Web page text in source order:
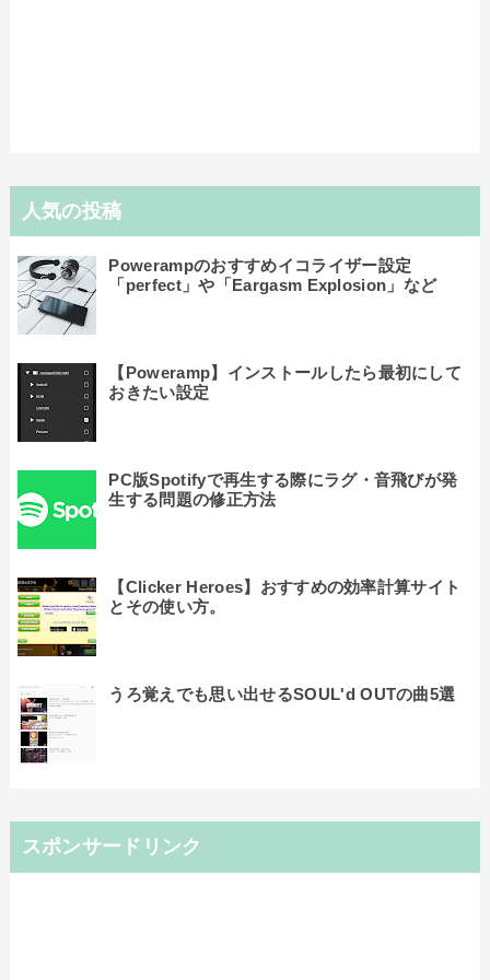
人気の投稿
Powerampのおすすめイコライザー設定
「perfect」や「Eargasm Explosion」など
【Poweramp】インストールしたら最初にして
おきたい設定
PC版Spotifyで再生する際にラグ・音飛びが発
生する問題の修正方法
【Clicker Heroes】おすすめの効率計算サイト
とその使い方。
うろ覚えでも思い出せるSOUL'd OUTの曲5選
スポンサードリンク